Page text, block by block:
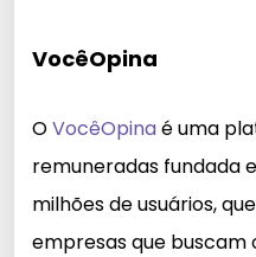
VocêOpina
OVocêOpinaé uma
remuneradas fundada
milhões de usuários,
empresas que